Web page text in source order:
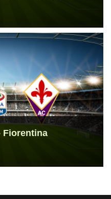
Fiorentina